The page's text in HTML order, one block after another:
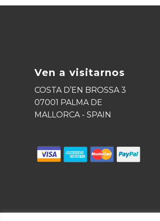
Ven a visitarnos
COSTA D’EN BROSSA 3
07001 PALMA DE
MALLORCA - SPAIN